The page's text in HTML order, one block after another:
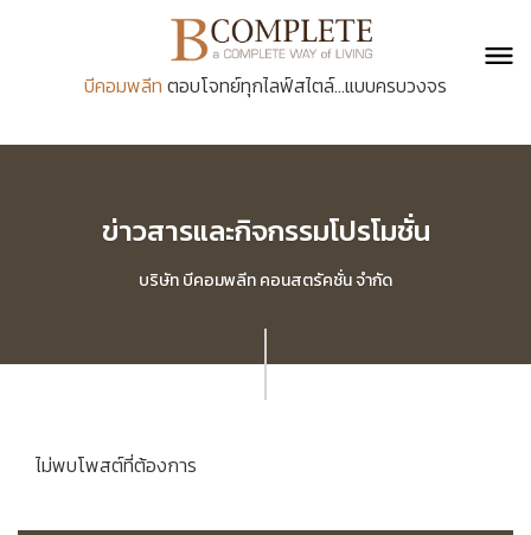
บีคอมพลีท ตอบโจทย์ทุกไลฟ์สไตล์...แบบครบวงจร
ข่าวสารและกิจกรรมโปรโมชั่น
บริษัท บีคอมพลีท คอนสตรัคชั่น จำกัด
ไม่พบโพสต์ที่ต้องการ